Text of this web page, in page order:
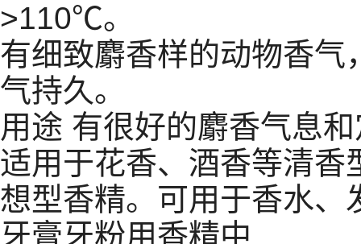
>110℃。
有细致麝香样的动物香气
气持久。
用途 有很好的麝香气息
适用于花香、酒香等清香
想型香精。可用于香水、
牙膏牙粉用香精中